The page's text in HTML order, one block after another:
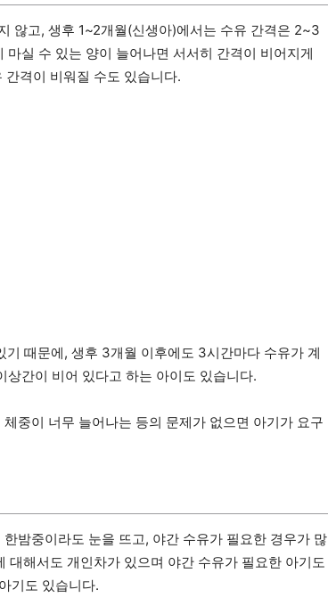
않고, 생후 1~2개월(신생아)에서는 수유 간격은 2~3
실 수 있는 양이 늘어나면 서서히 간격이 비어지게
격이 비워질 수도 있습니다.
때문에, 생후 3개월 이후에도 3시간마다 수유가 계
간이 비어 있다고 하는 아이도 있습니다.
중이 너무 늘어나는 등의 문제가 없으면 아기가 요구
밤중이라도 눈을 뜨고, 야간 수유가 필요한 경우가 많
해서도 개인차가 있으며 야간 수유가 필요한 아기도
기도 있습니다.